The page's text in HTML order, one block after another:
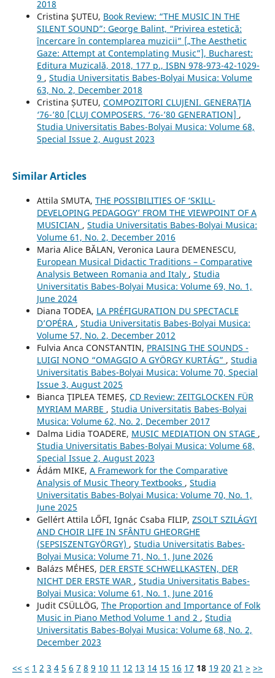
2018
Cristina ŞUTEU, Book Review: “THE MUSIC IN THE
SILENT SOUND”: George Balint, “Privirea estetică:
încercare în contemplarea muzicii” [„The Aesthetic
Gaze: Attempt at Contemplating Music”], Bucharest:
Editura Muzicală, 2018, 177 p., ISBN 978-973-42-1029-
9 , Studia Universitatis Babes-Bolyai Musica: Volume
63, No. 2, December 2018
Cristina ȘUTEU, COMPOZITORI CLUJENI. GENERAȚIA
‘76-’80 [CLUJ COMPOSERS. ‘76-’80 GENERATION] ,
Studia Universitatis Babes-Bolyai Musica: Volume 68,
Special Issue 2, August 2023
Similar Articles
Attila SMUTA, THE POSSIBILITIES OF ‘SKILL-
DEVELOPING PEDAGOGY’ FROM THE VIEWPOINT OF A
MUSICIAN , Studia Universitatis Babes-Bolyai Musica:
Volume 61, No. 2, December 2016
Maria Alice BĂLAN, Veronica Laura DEMENESCU,
European Musical Didactic Traditions – Comparative
Analysis Between Romania and Italy , Studia
Universitatis Babes-Bolyai Musica: Volume 69, No. 1,
June 2024
Diana TODEA, LA PRÉFIGURATION DU SPECTACLE
D’OPÉRA , Studia Universitatis Babes-Bolyai Musica:
Volume 57, No. 2, December 2012
Fulvia Anca CONSTANTIN, PRAISING THE SOUNDS -
LUIGI NONO “OMAGGIO A GYÖRGY KURTÁG” , Studia
Universitatis Babes-Bolyai Musica: Volume 70, Special
Issue 3, August 2025
Bianca ŢIPLEA TEMEŞ, CD Review: ZEITGLOCKEN FÜR
MYRIAM MARBE , Studia Universitatis Babes-Bolyai
Musica: Volume 62, No. 2, December 2017
Dalma Lidia TOADERE, MUSIC MEDIATION ON STAGE ,
Studia Universitatis Babes-Bolyai Musica: Volume 68,
Special Issue 2, August 2023
Ádám MIKE, A Framework for the Comparative
Analysis of Music Theory Textbooks , Studia
Universitatis Babes-Bolyai Musica: Volume 70, No. 1,
June 2025
Gellért Attila LŐFI, Ignác Csaba FILIP, ZSOLT SZILÁGYI
AND CHOIR LIFE IN SFÂNTU GHEORGHE
(SEPSISZENTGYÖRGY) , Studia Universitatis Babes-
Bolyai Musica: Volume 71, No. 1, June 2026
Balázs MÉHES, DER ERSTE SCHWELLKASTEN, DER
NICHT DER ERSTE WAR , Studia Universitatis Babes-
Bolyai Musica: Volume 61, No. 1, June 2016
Judit CSÜLLÖG, The Proportion and Importance of Folk
Music in Piano Method Volume 1 and 2 , Studia
Universitatis Babes-Bolyai Musica: Volume 68, No. 2,
December 2023
<< < 1 2 3 4 5 6 7 8 9 10 11 12 13 14 15 16 17 18 19 20 21 > >>